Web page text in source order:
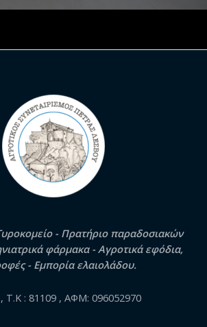
- Πρατήριο παραδοσιακών
φάρμακα - Αγροτικά εφόδια,
- Εμπορία ελαιολάδου.
Τ.Κ : 81109 , ΑΦΜ: 096052970